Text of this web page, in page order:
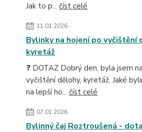
Jak to p... číst celé
11.01.2026
Bylinky na hojení po vyčištění
kyretáž
❓ DOTAZ Dobrý den, byla jsem na
vyčištění dělohy, kyretáž. Jaké
na lepší ho... číst celé
07.01.2026
Bylinný čaj Roztroušená -